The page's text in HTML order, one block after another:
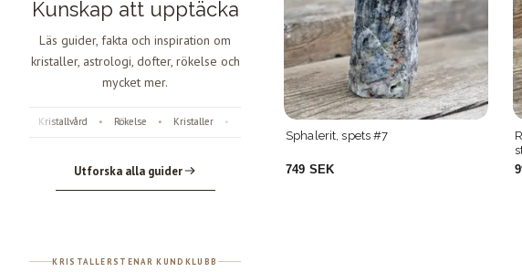
Kunskap att upptäcka
Läs guider, fakta och inspiration om
kristaller, astrologi, dofter, rökelse och
mycket mer.
Kristallvård • Rökelse • Kristaller • Fossiler Astrologi • Änglanummer • Dofter •
Utforska alla guider
KRISTALLERSTENAR KUNDKLUBB
1 499 SEK
Sphalerit, spets #7
749 SEK